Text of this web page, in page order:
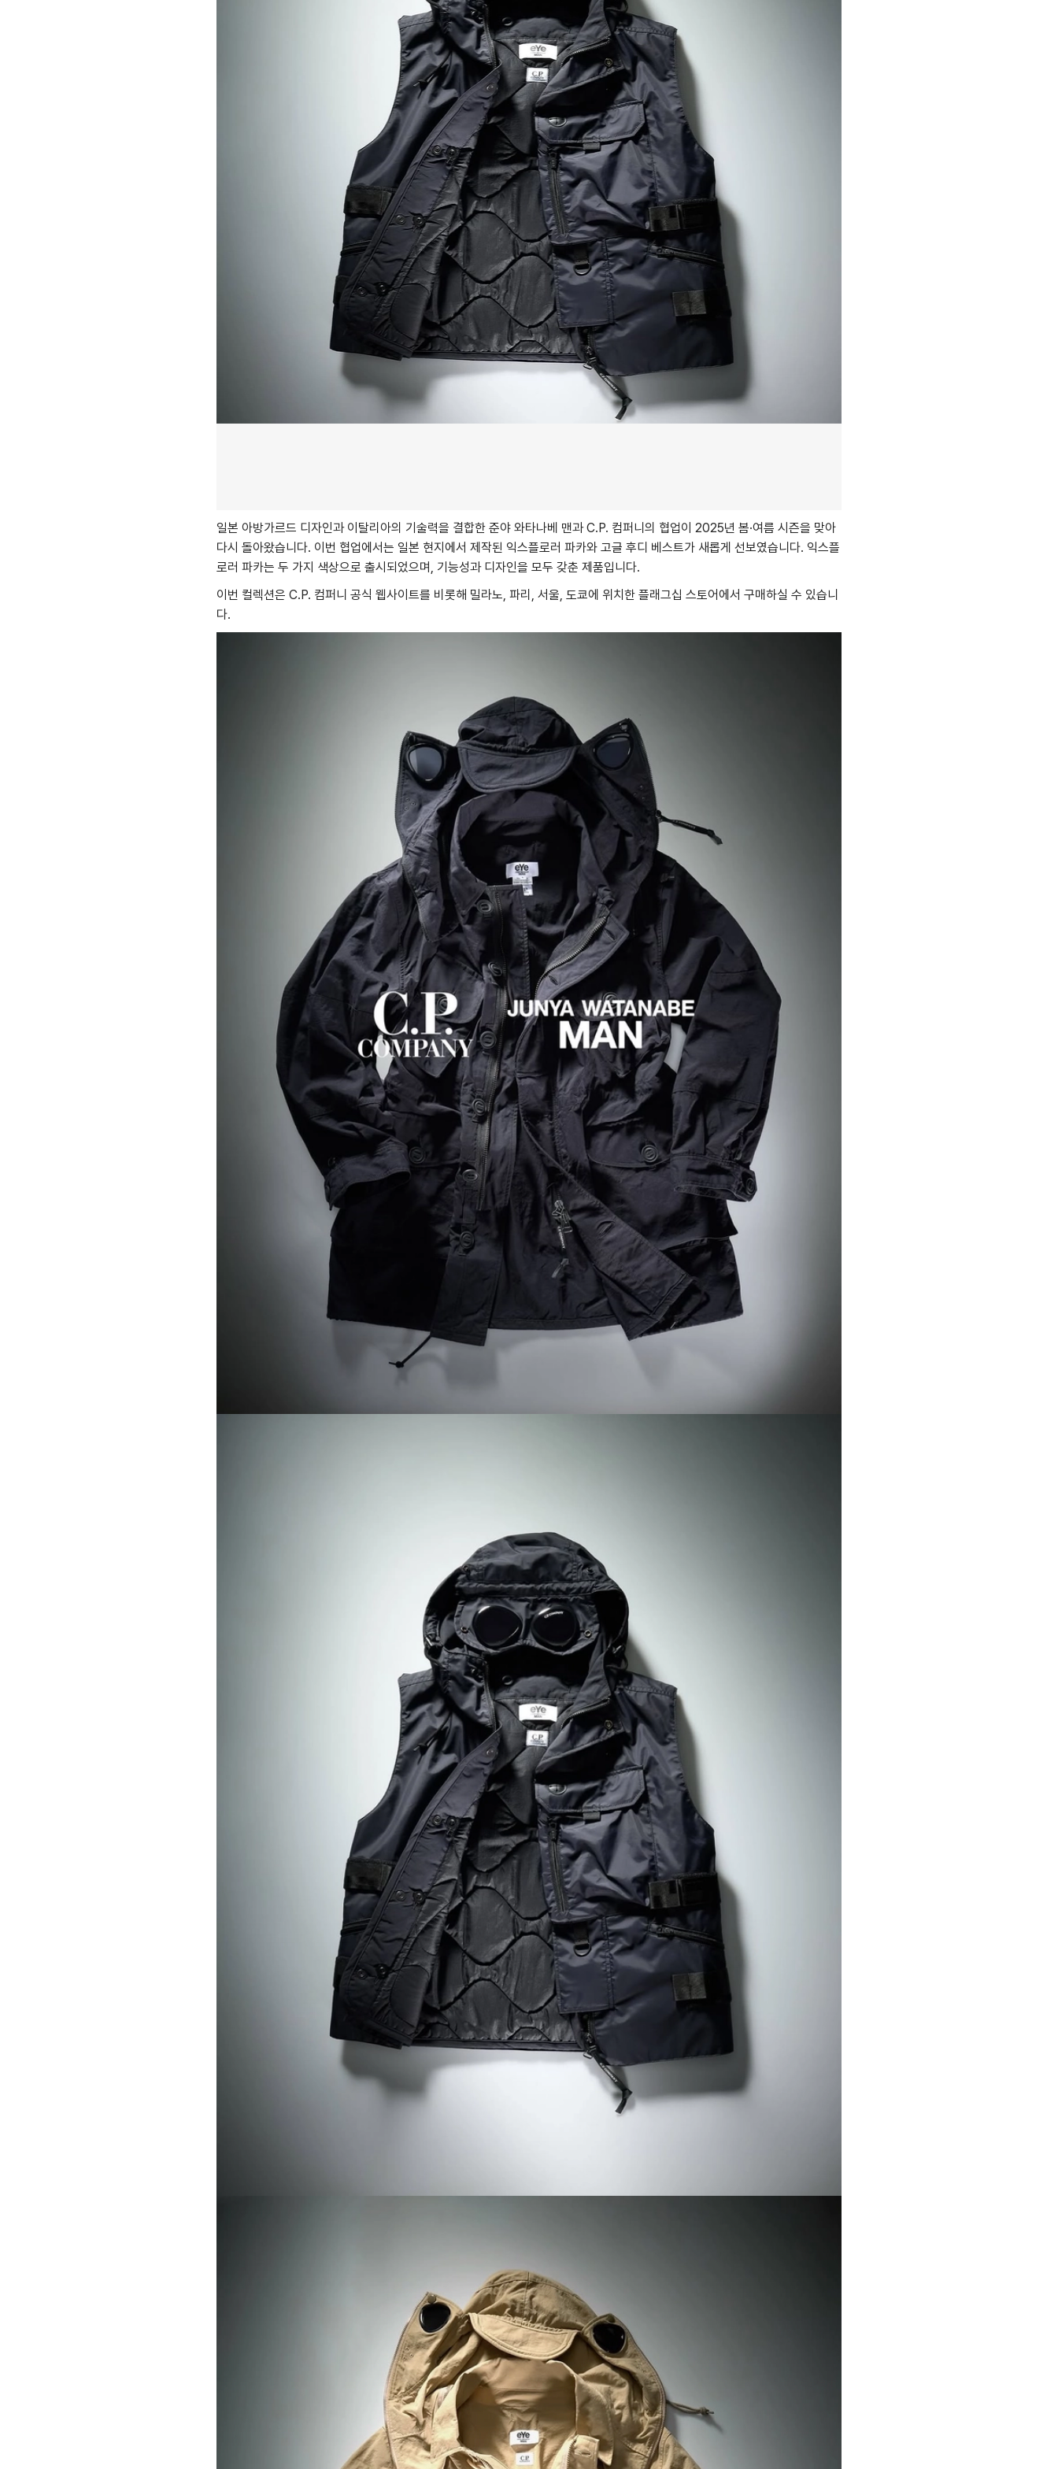
일본 아방가르드 디자인과 이탈리아의 기술력을 결합한 준야 와타나베 맨과 C.P. 컴퍼니의 협업이 2025년 봄·여름 시즌을 맞아
다시 돌아왔습니다. 이번 협업에서는 일본 현지에서 제작된 익스플로러 파카와 고글 후디 베스트가 새롭게 선보였습니다. 익스플
로러 파카는 두 가지 색상으로 출시되었으며, 기능성과 디자인을 모두 갖춘 제품입니다.
이번 컬렉션은 C.P. 컴퍼니 공식 웹사이트를 비롯해 밀라노, 파리, 서울, 도쿄에 위치한 플래그십 스토어에서 구매하실 수 있습니
다.